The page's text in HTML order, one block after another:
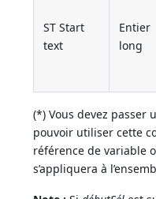
ST Start
text
Entier
long
(*) Vous devez passer
pouvoir utiliser cette
référence de variable
s’appliquera à